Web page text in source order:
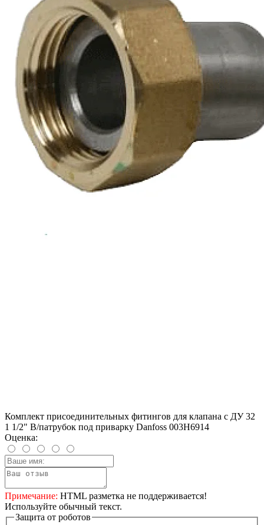
Комплект присоединительных фитингов для клапана с ДУ 32
1 1/2" В/патрубок под приварку Danfoss 003H6914
Оценка:
Примечание: HTML разметка не поддерживается!
Используйте обычный текст.
Защита от роботов